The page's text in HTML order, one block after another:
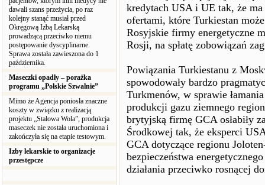
dawali szans przeżycia, po raz
kolejny stanąć musiał przed
Okręgową Izbą Lekarską
prowadzącą przeciwko niemu
postępowanie dyscyplinarne.
Sprawa została zawieszona do 1
października.
Maseczki opadły – porażka
programu „Polskie Szwalnie”
Mimo że Agencja poniosła znaczne
koszty w związku z realizacją
projektu „Stalowa Wola”, produkcja
maseczek nie została uruchomiona i
zakończyła się na etapie testowym.
Izby lekarskie to organizacje
przestępcze
kredytach USA i UE tak, że
ofertami, które Turkiestan
Rosyjskie firmy energetyczne
Rosji, na spłatę zobowiązań
Powiązania Turkiestanu z
spowodowały bardzo
Turkmenów, w sprawie
produkcji gazu ziemnego
brytyjską firmę GCA osłabiły
Środkowej tak, że eksperci
GCA dotyczące regionu
bezpieczeństwa
działania przeciwko rosnącej